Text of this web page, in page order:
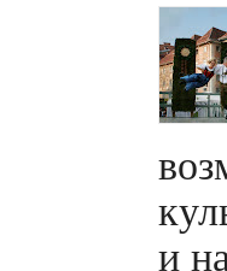
и